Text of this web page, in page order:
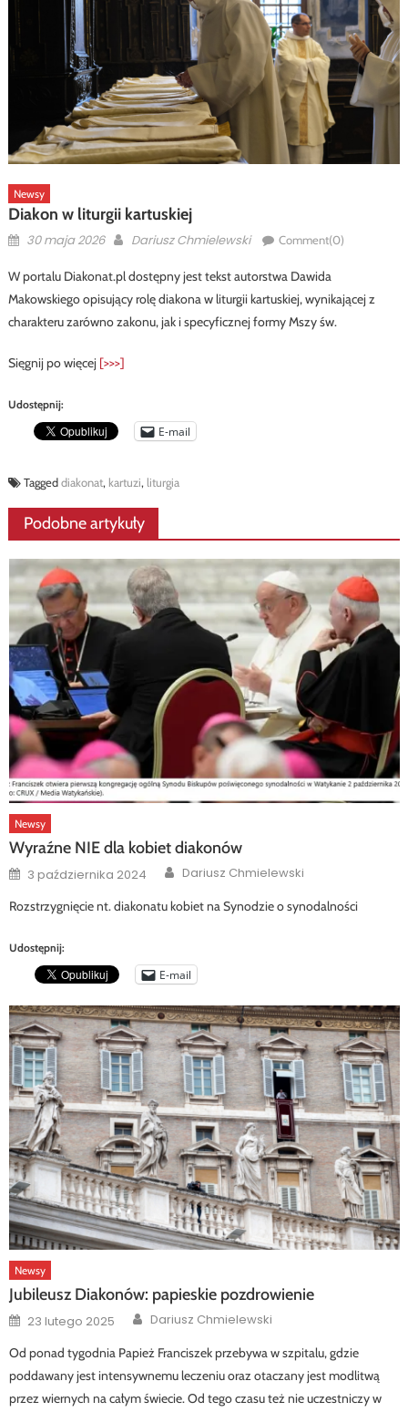
Newsy
Diakon w liturgii kartuskiej
Posted
30 maja 2026 Author
Dariusz Chmielewski Comment(0)
W portalu Diakonat.pl dostępny jest tekst autorstwa Dawida
Makowskiego opisujący rolę diakona w liturgii kartuskiej, wynikającej z
charakteru zarówno zakonu, jak i specyficznej formy Mszy św.
Sięgnij po więcej [>>>]
Udostępnij:
E-mail
Taggeddiakonat, kartuzi, liturgia
Podobne artykuły
Newsy
Wyraźne NIE dla kobiet diakonów
Posted
on
3 października 2024 Author
Dariusz Chmielewski
Rozstrzygnięcie nt. diakonatu kobiet na Synodzie o synodalności
Udostępnij:
E-mail
Newsy
Jubileusz Diakonów: papieskie pozdrowienie
Posted
on
23 lutego 2025 Author
Dariusz Chmielewski
Od ponad tygodnia Papież Franciszek przebywa w szpitalu, gdzie
poddawany jest intensywnemu leczeniu oraz otaczany jest modlitwą
przez wiernych na całym świecie. Od tego czasu też nie uczestniczy w